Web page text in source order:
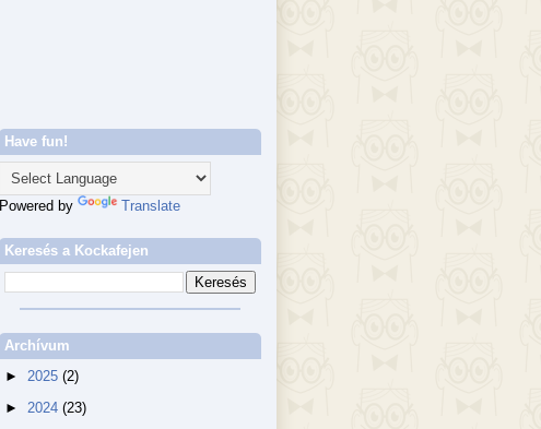
Have fun!
Powered by Translate
Keresés a Kockafejen
Archívum
► 2025 (2)
► 2024 (23)